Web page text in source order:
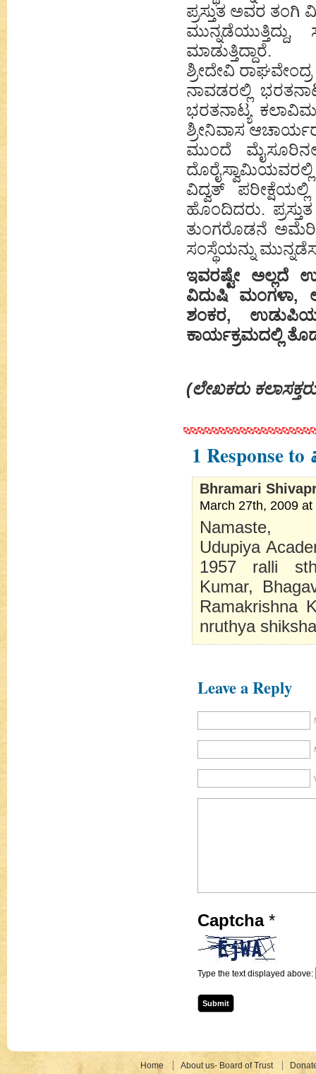
ಪ್ರಸ್ತುತ ಅವರ ತಂಗಿ
ಮುನ್ನಡೆಯುತ್ತಿದ್ದು,
ಮಾಡುತ್ತಿದ್ದಾರೆ.
ಶ್ರೀದೇವಿ
ನಾವಡರಲ್ಲಿ
ಭರತನಾಟ್ಯ
ಶ್ರೀನಿವಾಸ
ಮುಂದೆ
ವಿದ್ವತ್
ಹೊಂದಿದರು.
ತುಂಗರೊಡನೆ
ಸಂಸ್ಥೆಯನ್ನು
ಇವರಷ್ಟೇ ಅಲ್ಲದೆ
ವಿದುಷಿ ಮಂಗಳಾ,
ಶಂಕರ,
ಕಾರ್ಯಕ್ರಮದಲ್ಲಿ
(ಲೇಖಕರು
1 Response to
Bhramari
March 27th, 2009 at
Namaste,
Udupiya
1957 ralli
Kumar,
Ramakrishna
nruthya
Leave a Reply
Captcha *
Type the text displayed above:
Home About us- Board of Trust